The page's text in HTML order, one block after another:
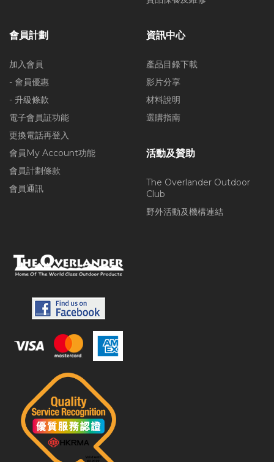
會員計劃
加入會員
- 會員優惠
- 升級條款
電子會員証功能
更換電話再登入
會員My Account功能
會員計劃條款
會員通訊
資訊中心
產品目錄下載
影片分享
材料說明
選購指南
活動及贊助
The Overlander Outdoor
Club
野外活動及機構連結